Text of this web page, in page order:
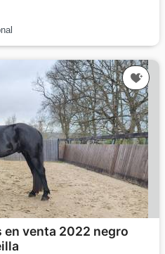
en venta 2022 negro